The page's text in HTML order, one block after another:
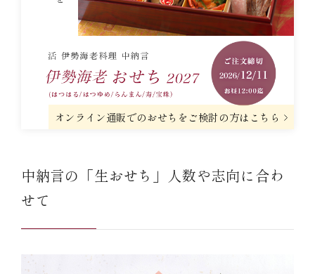
オンライン通販でのおせちをご検討の方はこちら
中納言の「生おせち」人数や志向に合わ
せて